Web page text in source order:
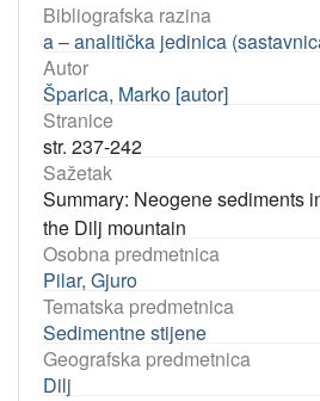
Bibliografska razina
a – analitička jedinica
Autor
Šparica, Marko [autor]
Stranice
str. 237-242
Sažetak
Summary: Neogene sediments
the Dilj mountain
Osobna predmetnica
Pilar, Gjuro
Tematska predmetnica
Sedimentne stijene
Geografska predmetnica
Dilj